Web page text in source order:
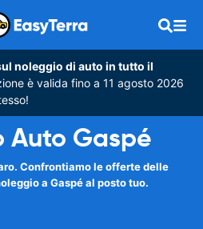
noleggio di auto in tutto il
è valida fino a 11 agosto 2026
Auto Gaspé
Confrontiamo le offerte delle
a Gaspé al posto tuo.